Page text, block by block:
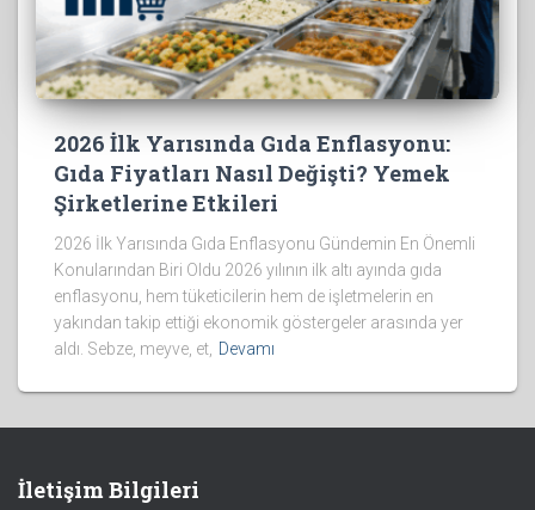
2026 İlk Yarısında Gıda Enflasyonu:
Gıda Fiyatları Nasıl Değişti? Yemek
Şirketlerine Etkileri
2026 İlk Yarısında Gıda Enflasyonu Gündemin En Önemli
Konularından Biri Oldu 2026 yılının ilk altı ayında gıda
enflasyonu, hem tüketicilerin hem de işletmelerin en
yakından takip ettiği ekonomik göstergeler arasında yer
aldı. Sebze, meyve, et, Devamı
İletişim Bilgileri